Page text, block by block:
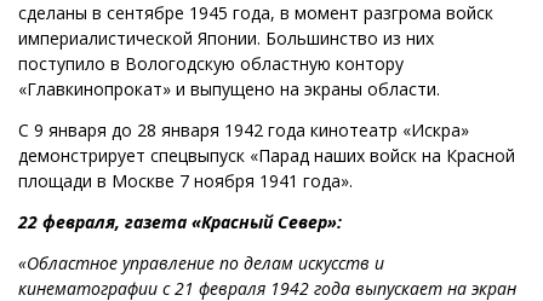
сделаны в сентябре 1945 года, в момент разгрома войск
империалистической Японии. Большинство из них
поступило в Вологодскую областную контору
«Главкинопрокат» и выпущено на экраны области.
С 9 января до 28 января 1942 года кинотеатр «Искра»
демонстрирует спецвыпуск «Парад наших войск на Красной
площади в Москве 7 ноября 1941 года».
22 февраля, газета «Красный Север»:
«Областное управление по делам искусств и
кинематографии с 21 февраля 1942 года выпускает на экран